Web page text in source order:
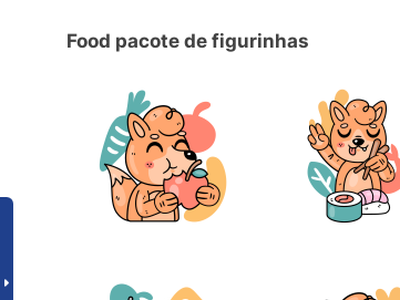
Food pacote de figurinhas